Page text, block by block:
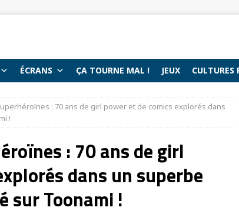
ÉCRANS ÇA TOURNE MAL ! JEUX CULTURES
: 70 ans de girl power et de comics explorés dans
!
: 70 ans de girl
dans un superbe
sur Toonami !